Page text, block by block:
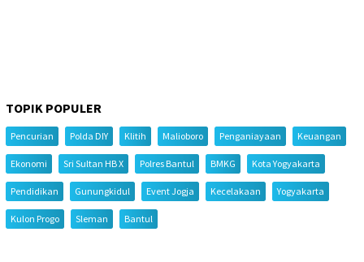
TOPIK POPULER
Pencurian Polda DIY Klitih Malioboro Penganiayaan Keuangan
Ekonomi Sri Sultan HB X Polres Bantul BMKG Kota Yogyakarta
Pendidikan Gunungkidul Event Jogja Kecelakaan Yogyakarta
Kulon Progo Sleman Bantul